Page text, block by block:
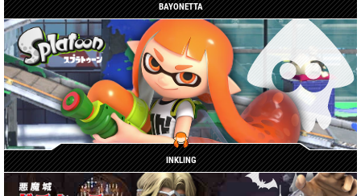
BAYONETTA
INKLING